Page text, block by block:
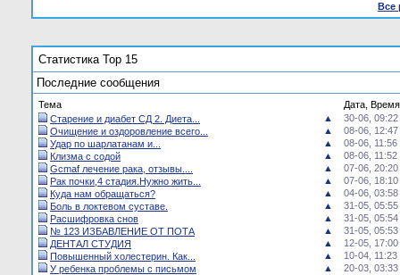
Все
Статистика Top 15
Последние сообщения
Тема
Дата, Время
Старение и диабет СД 2. Диета...
▲
30-06, 09:22
Очищение и оздоровление всего...
▲
08-06, 12:47
Удар по шарлатанам и...
▲
08-06, 11:56
Клизма с содой
▲
08-06, 11:52
Gcmaf лечение рака, отзывы....
▲
07-06, 20:20
Рак почки,4 стадия.Нужно жить...
▲
07-06, 18:10
Куда нам обращаться?
▲
04-06, 03:58
Боль в локтевом суставе.
▲
31-05, 05:55
Расшифровка снов
▲
31-05, 05:54
№ 123 ИЗБАВЛЕНИЕ ОТ ПОТА
▲
31-05, 05:53
ДЕНТАЛ СТУДИЯ
▲
12-05, 17:00
Повышенный холестерин. Как...
▲
10-04, 11:23
У ребенка проблемы с письмом
▲
20-03, 03:33